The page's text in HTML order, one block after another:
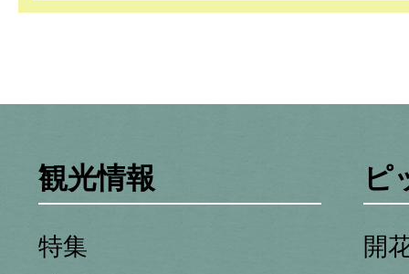
観光情報
特集
ピ
開